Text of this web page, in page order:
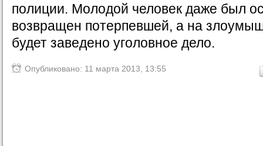
полиции. Молодой человек даже был
возвращен потерпевшей, а на
будет заведено уголовное дело.
Опубликовано: 11 марта 2013, 13:55